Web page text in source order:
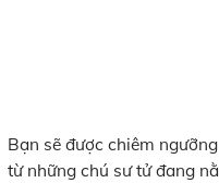
Bạn sẽ được chiêm
từ những chú sư tử đang